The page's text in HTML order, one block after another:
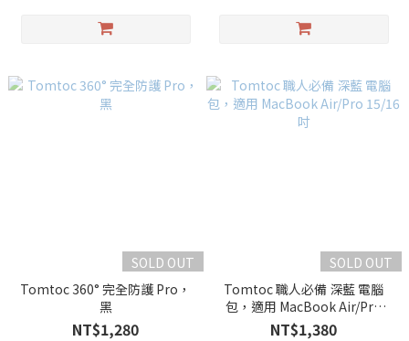
SOLD OUT
Tomtoc 360° 完全防護 Pro，
黑
NT$1,280
SOLD OUT
Tomtoc 職人必備 深藍 電腦
包，適用 MacBook Air/Pro
15/16吋
NT$1,380